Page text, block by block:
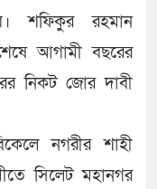
শফিকুর রহমান
আগামী বছরের
নিকট জোর দাবী
নগরীর শাহী
সিলেট মহানগর